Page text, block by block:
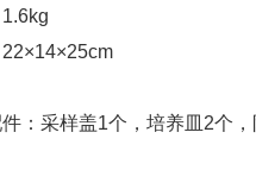
：采样盖1个，培养皿2个